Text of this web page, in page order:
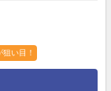
狙い目！